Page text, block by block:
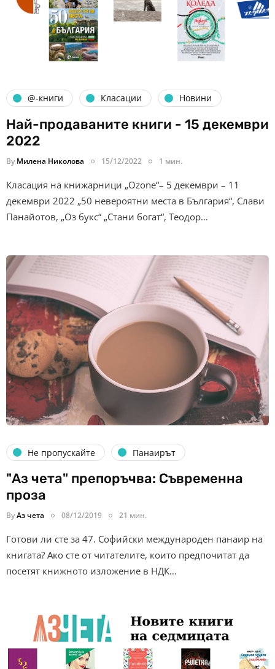
@-книги Класации Новини
Най-продаваните книги - 15 декември
2022
By Милена Николова 15/12/2022 1 мин.
Класация на книжарници „Ozone“– 5 декември – 11
декември 2022 „50 невероятни места в България“, Слави
Панайотов, „Оз букс“ „Стани богат“, Теодор…
Не пропускайте Панаирът
"Аз чета" препоръчва: Съвременна
проза
ByАз чета 08/12/2019 21 мин.
Готови ли сте за 47. Софийски международен панаир на
книгата? Ако сте от читателите, които предпочитат да
посетят книжното изложение в НДК…